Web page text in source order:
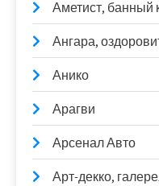
Аметист, банный
Ангара,
Анико
Арагви
Арсенал Авто
Арт-декко,